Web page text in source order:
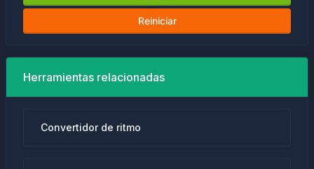
Reiniciar
Herramientas relacionadas
Convertidor de ritmo